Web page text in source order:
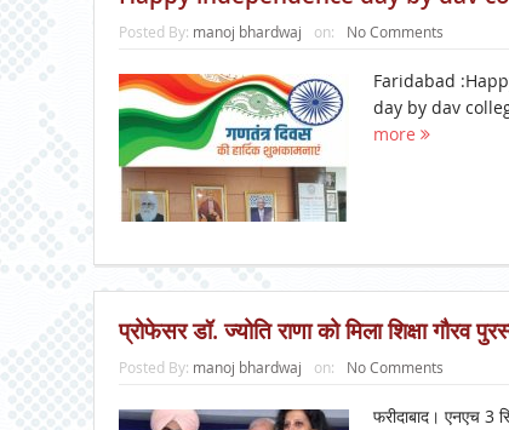
Posted By: manoj bhardwaj on: No Comments
Faridabad
day by dav
more
प्रोफेसर डॉ. ज्योति राणा को मिला शिक्षा गौरव
Posted By: manoj bhardwaj on: No Comments
फरीदाबाद। एनएच 3